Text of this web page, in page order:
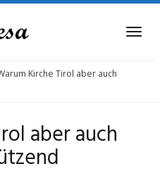
Kirche Tirol aber auch
aber auch